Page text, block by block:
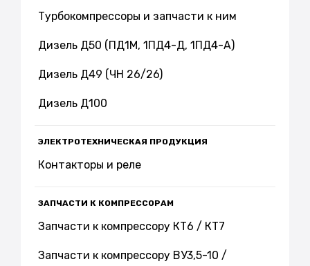
Турбокомпрессоры и запчасти к ним
Дизель Д50 (ПД1М, 1ПД4-Д, 1ПД4-А)
Дизель Д49 (ЧН 26/26)
Дизель Д100
ЭЛЕКТРОТЕХНИЧЕСКАЯ ПРОДУКЦИЯ
Контакторы и реле
ЗАПЧАСТИ К КОМПРЕССОРАМ
Запчасти к компрессору КТ6 / КТ7
Запчасти к компрессору ВУ3,5-10 /